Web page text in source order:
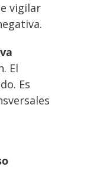
vigilar
El
Es